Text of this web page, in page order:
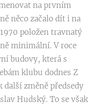
na prvním
něco začalo dít i na
položen travnatý
minimální. V roce
budovy, která s
klubu dodnes Z
změně předsedy
Hudský. To se však